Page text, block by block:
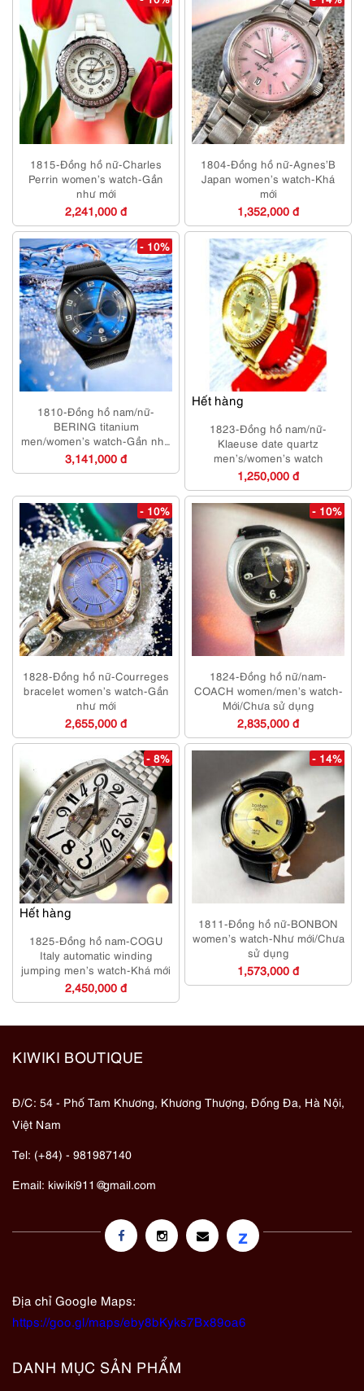
1815-Đồng hồ nữ-Charles
Perrin women’s watch-Gần
như mới
2,241,000 đ
1804-Đồng hồ nữ-Agnes’B
Japan women’s watch-Khá
mới
1,352,000 đ
- 10%
1810-Đồng hồ nam/nữ-
BERING titanium
men/women’s watch-Gần như
mới
3,141,000 đ
Hết hàng
1823-Đồng hồ nam/nữ-
Klaeuse date quartz
men’s/women’s watch
1,250,000 đ
- 10%
1828-Đồng hồ nữ-Courreges
bracelet women’s watch-Gần
như mới
2,655,000 đ
- 10%
1824-Đồng hồ nữ/nam-
COACH women/men’s watch-
Mới/Chưa sử dụng
2,835,000 đ
Hết hàng
- 8%
1825-Đồng hồ nam-COGU
Italy automatic winding
jumping men’s watch-Khá mới
2,450,000 đ
- 14%
1811-Đồng hồ nữ-BONBON
women’s watch-Như mới/Chưa
sử dụng
1,573,000 đ
KIWIKI BOUTIQUE
Đ/C: 54 - Phố Tam Khương, Khương Thượng, Đống Đa, Hà Nội,
Việt Nam
Tel: (+84) - 981987140
Email: kiwiki911@gmail.com
z
Địa chỉ Google Maps:
https://goo.gl/maps/eby8bKyks7Bx89oa6
DANH MỤC SẢN PHẨM